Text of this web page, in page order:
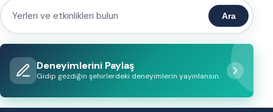
Yerleri
etkinlikleri
bulun
Ara
Deneyimlerini Paylaş
Gidip gezdiğin şehirlerdeki deneyimlerin yayınlansın.